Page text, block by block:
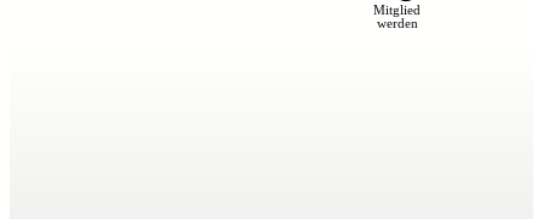
Mitglied
werden